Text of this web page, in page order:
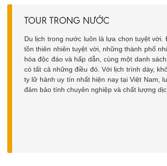
TOUR TRONG NƯỚC
Du lịch trong nước luôn là lựa chọn tuyệt
tồn thiên nhiên tuyệt vời, những thành phố
hóa độc đáo và hấp dẫn, cùng một danh
có tất cả những điều đó. Với lịch trình dày,
ty lữ hành uy tín nhất hiện nay tại Việt Nam,
đảm bảo tính chuyên nghiệp và chất lượng